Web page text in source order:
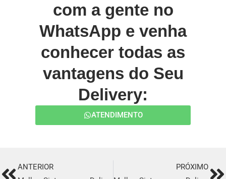
com a gente no
WhatsApp e venha
conhecer todas as
vantagens do Seu
Delivery:
ATENDIMENTO
ANTERIOR
PRÓXIMO